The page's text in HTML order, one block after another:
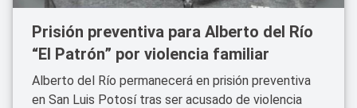
Prisión preventiva para Alberto del Río
“El Patrón” por violencia familiar
Alberto del Río permanecerá en prisión preventiva
en San Luis Potosí tras ser acusado de violencia